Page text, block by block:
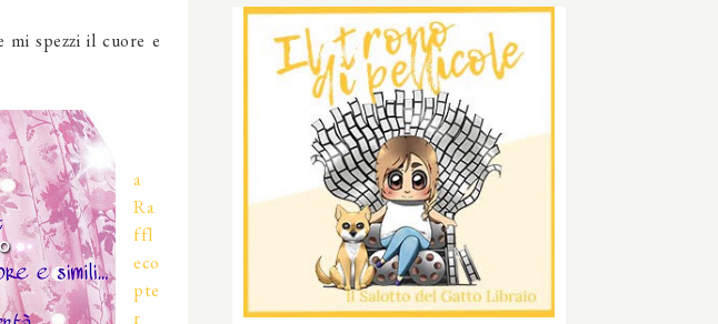
spezzi il cuore e
a
Ra
ffl
eco
pte
r